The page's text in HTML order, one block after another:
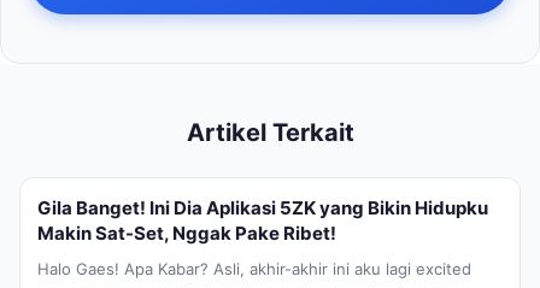
Artikel Terkait
Gila Banget! Ini Dia Aplikasi 5ZK yang Bikin Hidupku
Makin Sat-Set, Nggak Pake Ribet!
Halo Gaes! Apa Kabar? Asli, akhir-akhir ini aku lagi excited